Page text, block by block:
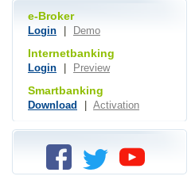
e-Broker
Login Demo
Internetbanking
Login Preview
Smartbanking
Download Activation